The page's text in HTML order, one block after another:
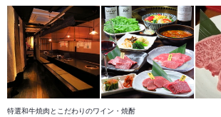
特選和牛焼肉とこだわりのワイン・焼酎